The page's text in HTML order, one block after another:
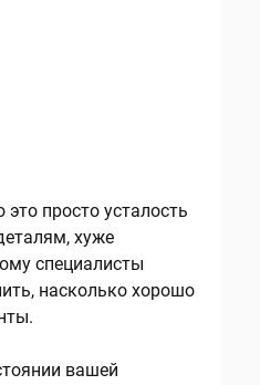
просто усталость
хуже
специалисты
насколько хорошо
вашей